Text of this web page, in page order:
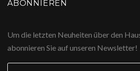
ABONNIEREN
Um die letzten Neuheiten über den
abonnieren Sie auf unseren Newsletter!